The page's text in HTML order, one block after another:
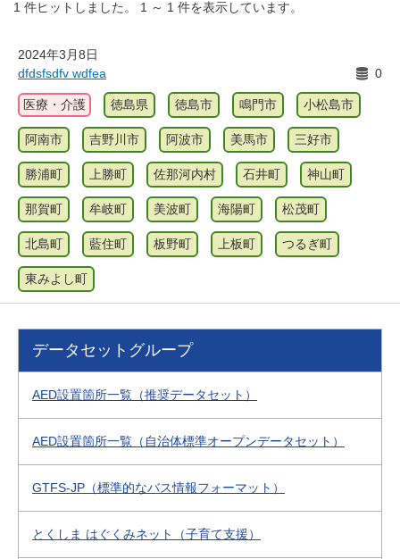
1 件ヒットしました。 1 ～ 1 件を表示しています。
2024年3月8日
dfdsfsdfv wdfea
0
医療・介護 徳島県 徳島市 鳴門市 小松島市
阿南市 吉野川市 阿波市 美馬市 三好市
勝浦町 上勝町 佐那河内村 石井町 神山町
那賀町 牟岐町 美波町 海陽町 松茂町
北島町 藍住町 板野町 上板町 つるぎ町
東みよし町
データセットグループ
AED設置箇所一覧（推奨データセット）
AED設置箇所一覧（自治体標準オープンデータセット）
GTFS-JP（標準的なバス情報フォーマット）
とくしま はぐくみネット（子育て支援）